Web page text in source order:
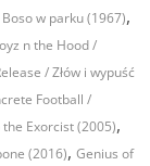
w parku (1967),
n the Hood /
/ Złów i wypuść
Football /
Exorcist (2005),
(2016),Genius of